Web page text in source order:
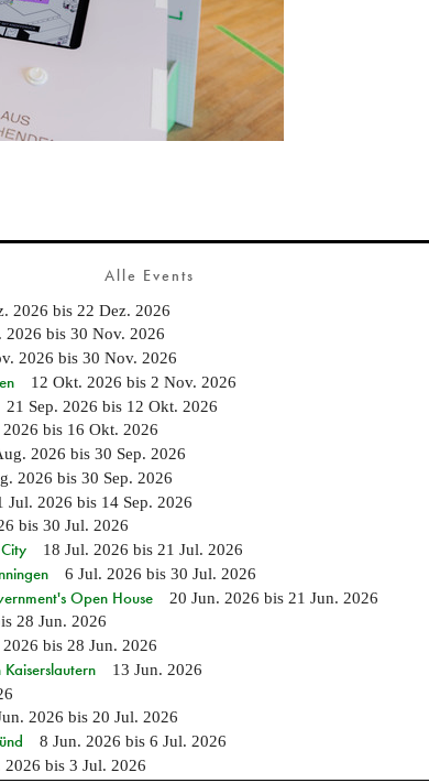
Alle Events
2026 bis 22 Dez. 2026
2026 bis 30 Nov. 2026
2026 bis 30 Nov. 2026
12 Okt. 2026 bis 2 Nov. 2026
21 Sep. 2026 bis 12 Okt. 2026
2026 bis 16 Okt. 2026
2026 bis 30 Sep. 2026
2026 bis 30 Sep. 2026
Jul. 2026 bis 14 Sep. 2026
bis 30 Jul. 2026
18 Jul. 2026 bis 21 Jul. 2026
6 Jul. 2026 bis 30 Jul. 2026
Open House 20 Jun. 2026 bis 21 Jun. 2026
28 Jun. 2026
bis 28 Jun. 2026
13 Jun. 2026
2026 bis 20 Jul. 2026
8 Jun. 2026 bis 6 Jul. 2026
2026 bis 3 Jul. 2026